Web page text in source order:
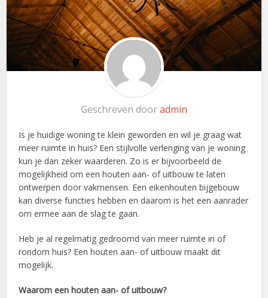
Geschreven dooradmin
Is je huidige woning te klein geworden en wil je graag wat
meer ruimte in huis? Een stijlvolle verlenging van je woning
kun je dan zeker waarderen. Zo is er bijvoorbeeld de
mogelijkheid om een houten aan- of uitbouw te laten
ontwerpen door vakmensen. Een eikenhouten bijgebouw
kan diverse functies hebben en daarom is het een aanrader
om ermee aan de slag te gaan.
Heb je al regelmatig gedroomd van meer ruimte in of
rondom huis? Een houten aan- of uitbouw maakt dit
mogelijk.
Waarom een houten aan- of uitbouw?